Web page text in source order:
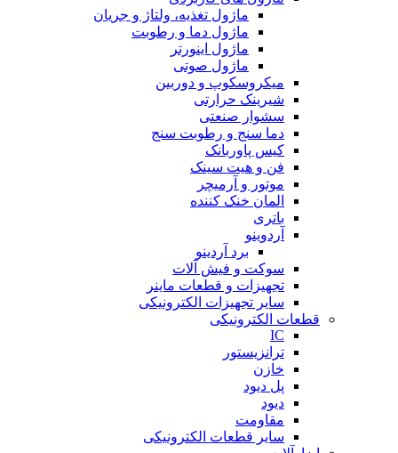
ماژول تغذیه، ولتاژ و جریان
ماژول دما و رطوبت
ماژول اینورتر
ماژول صوتی
میکروسکوپ و دوربین
شیرینک حرارتی
سشوار صنعتی
دما سنج و رطوبت سنج
کیس پاوربانک
فن و هیت سینک
موتور و آرمیچر
المان خنک کننده
باتری
آردوینو
برد آردینو
سوکت و فیش آلات
تجهیزات و قطعات ماینر
سایر تجهیزات الکترونیکی
قطعات الکترونیکی
IC
ترانزیستور
خازن
پل دیود
دیود
مقاومت
سایر قطعات الکترونیکی